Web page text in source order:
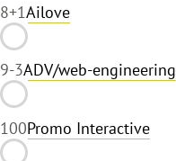
8+1Ailove
9-3ADV/web-engineering
100Promo Interactive